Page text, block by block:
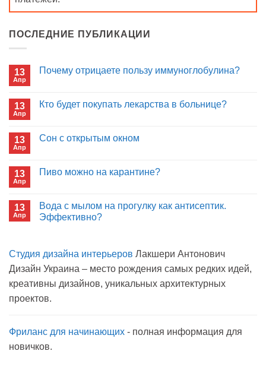
ПОСЛЕДНИЕ ПУБЛИКАЦИИ
13
Апр
Почему отрицаете пользу иммуноглобулина?
Почему
13
Апр
Кто будет покупать лекарства в больнице?
Кто
в
13
Апр
Сон с открытым окном
Сон
13
Апр
Пиво можно на карантине?
Пиво
можно
13
Апр
Вода с мылом на прогулку как антисептик.
Эффективно?
Вода
мылом
прогулку
антисептик.
Студия дизайна интерьеров Лакшери Антонович
Дизайн Украина – место рождения самых редких идей,
креативны дизайнов, уникальных архитектурных
проектов.
Фриланс для начинающих - полная информация для
новичков.